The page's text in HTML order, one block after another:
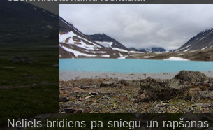
Neliels bridiens pa sniegu un